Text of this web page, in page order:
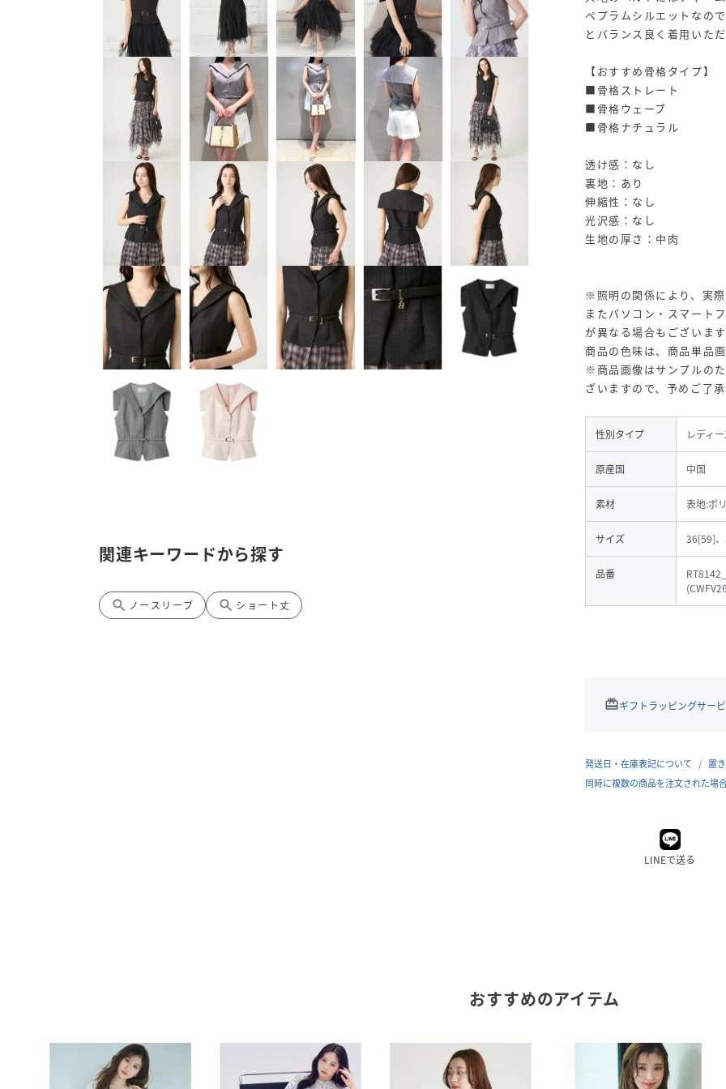
関連キーワードから探す
search ノースリーブ search ショート丈
ペプラムシルエットなの
とバランス良く着用いた
【おすすめ骨格タイプ】
■骨格ストレート
■骨格ウェーブ
■骨格ナチュラル
透け感：なし
裏地：あり
伸縮性：なし
光沢感：なし
生地の厚さ：中肉
※照明の関係により、実
またパソコン・スマート
が異なる場合もございま
商品の色味は、商品単品
※商品画像はサンプルの
ざいますので、予めご了
性別タイプ レディ
原産国 中国
素材 表地:ポ
サイズ 36[59]
品番
(
redeemギフトラッピングサー
発送日・在庫表記について
置
同時に複数の商品を注文された場
LINEで送る
おすすめのアイテム